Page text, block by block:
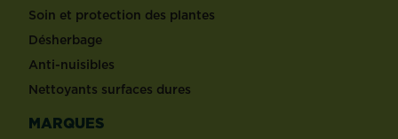
Soin et protection des plantes
Désherbage
Anti-nuisibles
Nettoyants surfaces dures
MARQUES